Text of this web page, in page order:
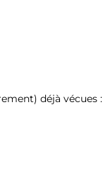
déjà vécues :